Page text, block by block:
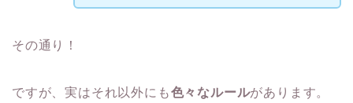
その通り！
ですが、実はそれ以外にも色々なルールがあります。